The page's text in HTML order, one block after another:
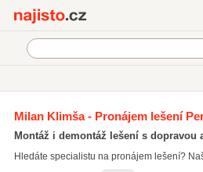
montáž lešení(269)
pronájem lešení(259)
Milan Klimša - Pronájem lešení
Montáž i demontáž lešení s dopravou
Hledáte specialistu na pronájem lešení?